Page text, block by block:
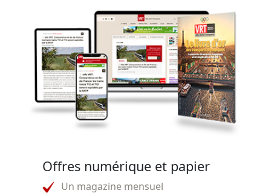
Offres numérique et papier
Un magazine mensuel